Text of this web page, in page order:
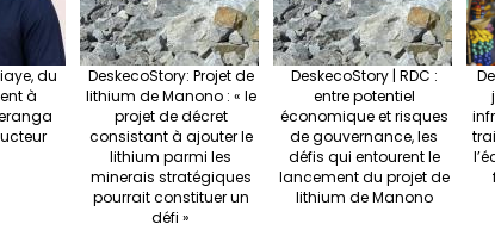
du
à
DeskecoStory: Projet de
lithium de Manono : « le
projet de décret
consistant à ajouter le
lithium parmi les
minerais stratégiques
pourrait constituer un
défi »
DeskecoStory | RDC :
entre potentiel
économique et risques
de gouvernance, les
défis qui entourent le
lancement du projet de
lithium de Manono